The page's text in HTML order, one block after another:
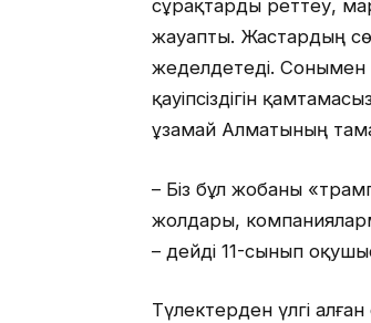
сұрақтарды реттеу,
жауапты. Жастардың
жеделдетеді. Сонымен
қауіпсіздігін
ұзамай Алматының
– Біз бұл жобаны
жолдары,
– дейді 11-сынып
Түлектерден үлгі